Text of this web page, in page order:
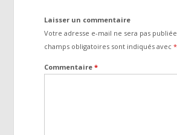
Laisser un commentaire
Votre adresse e-mail ne sera pas publiée.
champs obligatoires sont indiqués avec*
Commentaire*